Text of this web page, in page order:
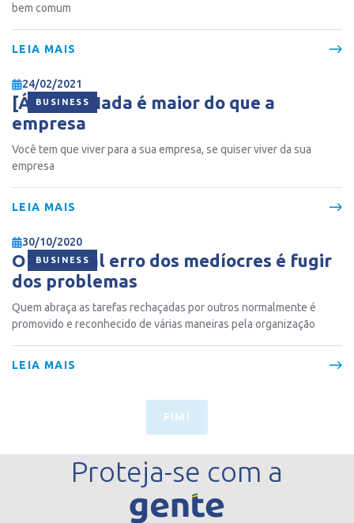
bem comum
LEIA MAIS
BUSINESS
24/02/2021
[ÁUDIO] Nada é maior do que a
empresa
Você tem que viver para a sua empresa, se quiser viver da sua
empresa
LEIA MAIS
BUSINESS
30/10/2020
O principal erro dos medíocres é fugir
dos problemas
Quem abraça as tarefas rechaçadas por outros normalmente é
promovido e reconhecido de várias maneiras pela organização
LEIA MAIS
FIM!
Proteja-se com a